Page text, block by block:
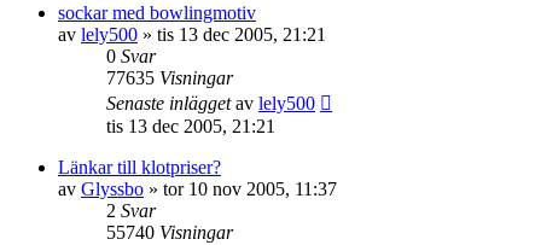
sockar med bowlingmotiv
av lely500 » tis 13 dec 2005, 21:21
0 Svar
77635 Visningar
Senaste inläggetav lely500
tis 13 dec 2005, 21:21
Länkar till klotpriser?
av Glyssbo » tor 10 nov 2005, 11:37
2 Svar
55740 Visningar